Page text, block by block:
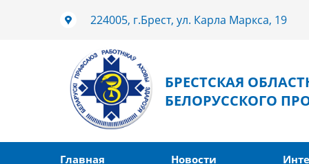
224005, г.Брест, ул. Карла Маркса, 19
БРЕСТСКАЯ
БЕЛОРУССКОГО
Главная Новости